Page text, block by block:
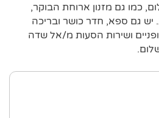
כמו גם מזנון ארוחת הבוקר,
גם ספא, חדר כושר ובריכה
ושירות הסעות מ/אל שדה